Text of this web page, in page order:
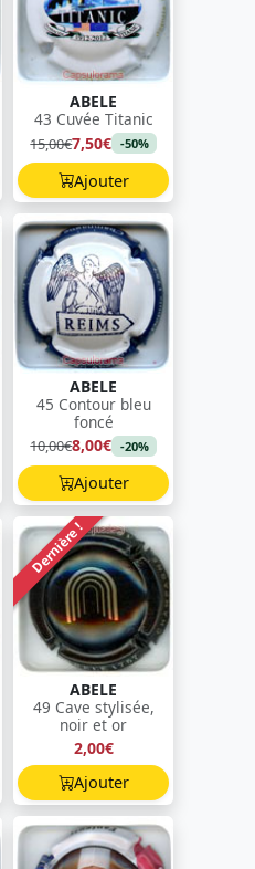
ABELE
43 Cuvée Titanic
15,00€7,50€ -50%
Ajouter
ABELE
45 Contour bleu
foncé
10,00€8,00€ -20%
Ajouter
Dernière !
ABELE
49 Cave stylisée,
noir et or
2,00€
Ajouter